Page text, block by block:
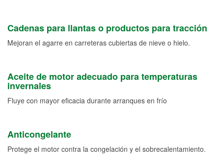
Cadenas para llantas o productos para tracción
Mejoran el agarre en carreteras cubiertas de nieve o hielo.
Aceite de motor adecuado para temperaturas
invernales
Fluye con mayor eficacia durante arranques en frío
Anticongelante
Protege el motor contra la congelación y el sobrecalentamiento.